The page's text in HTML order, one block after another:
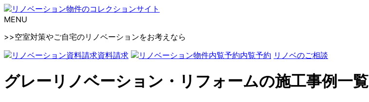
MENU
>>空室対策やご自宅のリノベーションをお考えなら
資料請求
内覧予約 リノベのご相談
グレーリノベーション・リフォームの施工事例一覧